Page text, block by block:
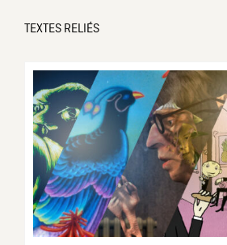
TEXTES RELIÉS